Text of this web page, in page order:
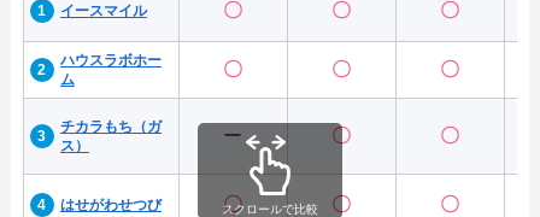
イースマイル 〇 〇 〇
ハウスラボホー
ム
〇 〇 〇
チカラもち（ガ
ス）
ー 〇 〇
はせがわせつび 〇 〇 〇
スクロールで比較